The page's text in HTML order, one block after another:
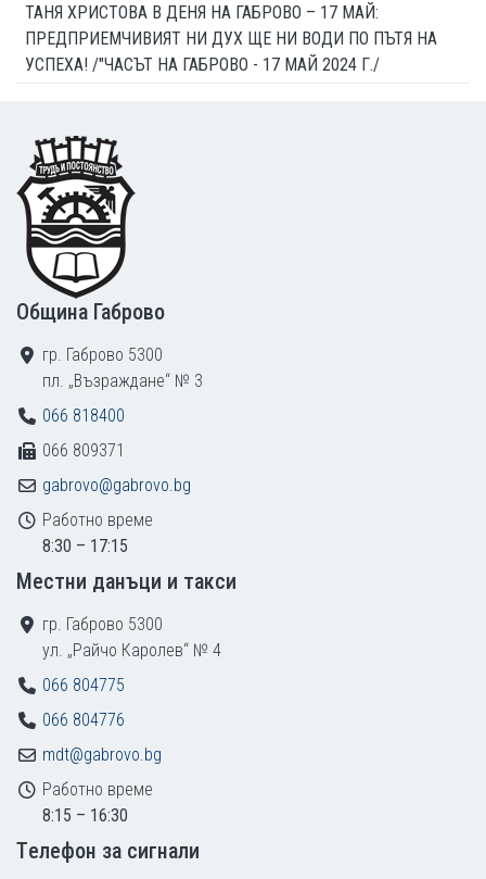
ТАНЯ ХРИСТОВА В ДЕНЯ НА ГАБРОВО – 17 МАЙ:
ПРЕДПРИЕМЧИВИЯТ НИ ДУХ ЩЕ НИ ВОДИ ПО ПЪТЯ НА
УСПЕХА! /"ЧАСЪТ НА ГАБРОВО - 17 МАЙ 2024 Г./
Footer
Община Габрово
гр. Габрово 5300
пл. „Възраждане“ № 3
066 818400
066 809371
gabrovo@gabrovo.bg
Работно време
8:30 – 17:15
Местни данъци и такси
гр. Габрово 5300
ул. „Райчо Каролев“ № 4
066 804775
066 804776
mdt@gabrovo.bg
Работно време
8:15 – 16:30
Tелефон за сигнали